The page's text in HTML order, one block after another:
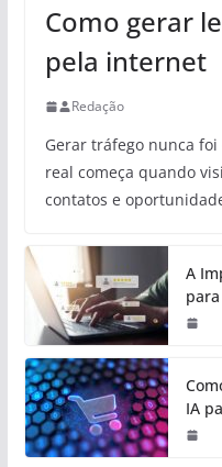
Como gerar
pela internet
Redação
Gerar tráfego nunca
real começa quando
contatos e
A
IA